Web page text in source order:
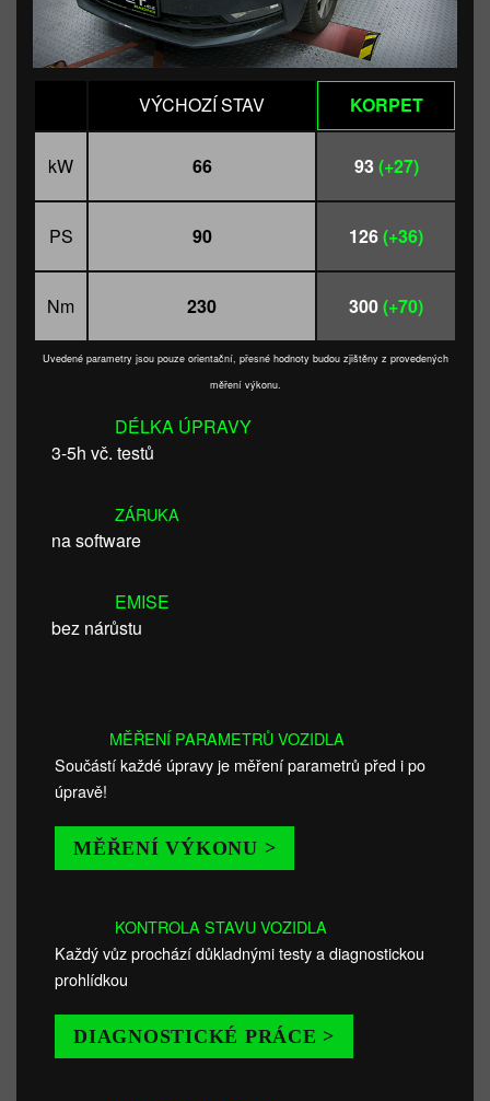
VÝCHOZÍ STAV KORPET
kW 66 93(+27)
PS 90 126(+36)
Nm 230 300(+70)
Uvedené parametry jsou pouze orientační, přesné hodnoty budou zjištěny z provedených
měření výkonu.
DÉLKA ÚPRAVY
3-5h vč. testů
ZÁRUKA
na software
EMISE
bez nárůstu
MĚŘENÍ PARAMETRŮ VOZIDLA
Součástí každé úpravy je měření parametrů před i po
úpravě!
MĚŘENÍ VÝKONU >
KONTROLA STAVU VOZIDLA
Každý vůz prochází důkladnými testy a diagnostickou
prohlídkou
DIAGNOSTICKÉ PRÁCE >